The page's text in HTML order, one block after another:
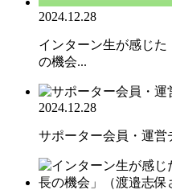
2024.12.28
インターン生が感じ
の機会...
2024.12.28
サポーター会員・運営